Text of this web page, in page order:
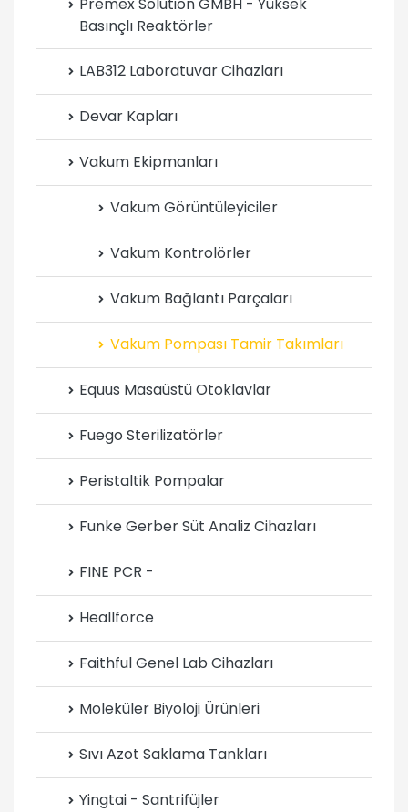
Premex Solution GMBH - Yüksek
Basınçlı Reaktörler
LAB312 Laboratuvar Cihazları
Devar Kapları
Vakum Ekipmanları
Vakum Görüntüleyiciler
Vakum Kontrolörler
Vakum Bağlantı Parçaları
Vakum Pompası Tamir Takımları
Equus Masaüstü Otoklavlar
Fuego Sterilizatörler
Peristaltik Pompalar
Funke Gerber Süt Analiz Cihazları
FINE PCR -
Heallforce
Faithful Genel Lab Cihazları
Moleküler Biyoloji Ürünleri
Sıvı Azot Saklama Tankları
Yingtai - Santrifüjler